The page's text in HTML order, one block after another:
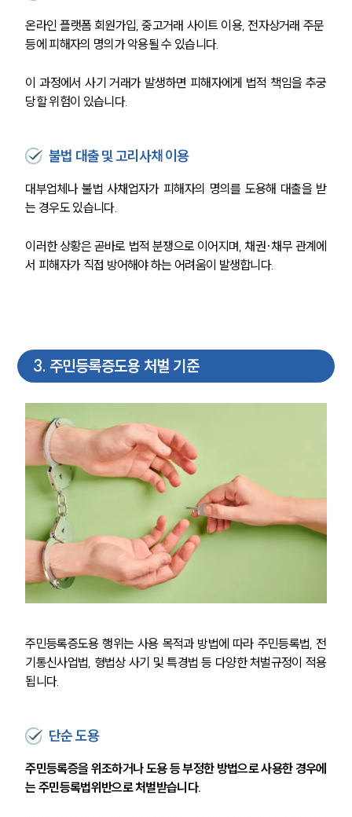
온라인 플랫폼 회원가입, 중고거래 사이트 이용, 전자상거래 주문
등에 피해자의 명의가 악용될 수 있습니다.
이 과정에서 사기 거래가 발생하면 피해자에게 법적 책임을 추궁
당할 위험이 있습니다.
불법 대출 및 고리사채 이용
대부업체나 불법 사채업자가 피해자의 명의를 도용해 대출을 받
는 경우도 있습니다.
이러한 상황은 곧바로 법적 분쟁으로 이어지며, 채권·채무 관계에
서 피해자가 직접 방어해야 하는 어려움이 발생합니다.
3. 주민등록증도용 처벌 기준
주민등록증도용 행위는 사용 목적과 방법에 따라 주민등록법, 전
기통신사업법, 형법상 사기 및 특경법 등 다양한 처벌규정이 적용
됩니다.
단순 도용
주민등록증을 위조하거나 도용 등 부정한 방법으로 사용한 경우에
는 주민등록법위반으로 처벌받습니다.